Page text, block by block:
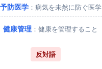
予防医学：病気を未然に防ぐ医学
健康管理 ：健康を管理すること
反対語